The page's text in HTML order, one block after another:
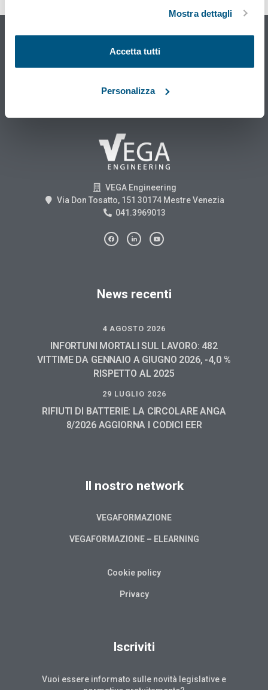
Mostra dettagli
Accetta tutti
Personalizza
e ambiente di Vega Engineering
SCOPRI DI PIÙ
VEGA Engineering
Via Don Tosatto, 151 30174 Mestre Venezia
041.3969013
News recenti
4 AGOSTO 2026
INFORTUNI MORTALI SUL LAVORO: 482
VITTIME DA GENNAIO A GIUGNO 2026, -4,0 %
RISPETTO AL 2025
29 LUGLIO 2026
RIFIUTI DI BATTERIE: LA CIRCOLARE ANGA
8/2026 AGGIORNA I CODICI EER
Il nostro network
VEGAFORMAZIONE
VEGAFORMAZIONE – ELEARNING
Cookie policy
Privacy
Iscriviti
Vuoi essere informato sulle novità legislative e